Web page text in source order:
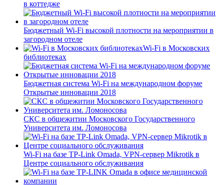
в коттедже
Бюджетный Wi-Fi высокой плотности на мероприятии в
загородном отеле
Wi-Fi в Московских
библиотеках
Бюджетная система Wi-Fi на международном форуме
Открытые инновации 2018
СКС в общежитии Московского Государственного
Университета им. Ломоносова
Wi-Fi на базе TP-Link Omada, VPN-сервер Mikrotik в
Центре социального обслуживания